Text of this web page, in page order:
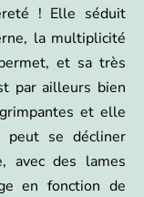
! Elle séduit
la multiplicité
et sa très
par ailleurs bien
et elle
peut se décliner
avec des lames
en fonction de